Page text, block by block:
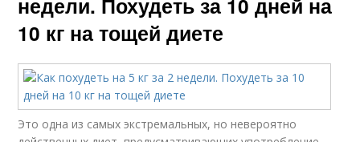
недели. Похудеть за 10 дней на
10 кг на тощей диете
Это одна из самых экстремальных, но невероятно